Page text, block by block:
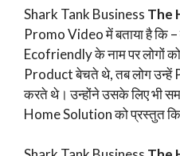
Shark Tank Business The
Promo Video में बताया है कि
Ecofriendly के नाम पर लोगों
Product बेचते थे, तब लोग उन्हें
करते थे। उन्होंने उसके लिए भी
Home Solution को प्रस्तुत